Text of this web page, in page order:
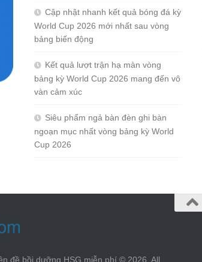
Cập nhật nhanh kết quả bóng đá kỳ
World Cup 2026 mới nhất sau vòng
bảng biến động
Kết quả lượt trận hạ màn vòng
bảng kỳ World Cup 2026 mang đến vô
vàn cảm xúc
Siêu phẩm ngả bàn đèn ghi bàn
ngoạn mục nhất vòng bảng kỳ World
Cup 2026
đề bồi dưỡng HSG miễn phí © 2026. All